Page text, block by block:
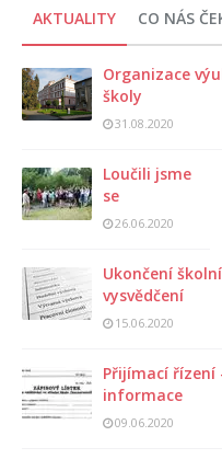
AKTUALITY CO NÁS
Organizace
školy
31.08.2020
Loučili jsme
se
26.06.2020
Ukončení
vysvědčení
15.06.2020
Přijímací řízení
informace
09.06.2020